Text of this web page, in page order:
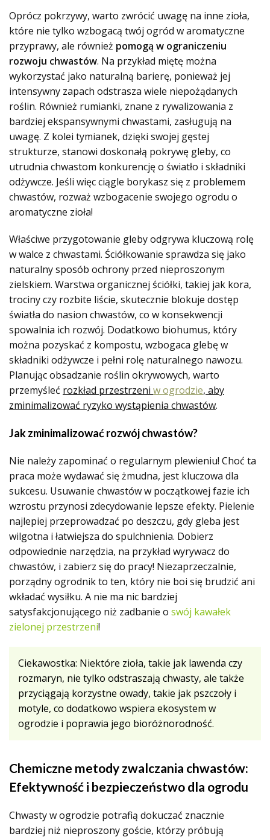
Oprócz pokrzywy, warto zwrócić uwagę na inne zioła,
które nie tylko wzbogacą twój ogród w aromatyczne
przyprawy, ale również pomogą w ograniczeniu
rozwoju chwastów. Na przykład miętę można
wykorzystać jako naturalną barierę, ponieważ jej
intensywny zapach odstrasza wiele niepożądanych
roślin. Również rumianki, znane z rywalizowania z
bardziej ekspansywnymi chwastami, zasługują na
uwagę. Z kolei tymianek, dzięki swojej gęstej
strukturze, stanowi doskonałą pokrywę gleby, co
utrudnia chwastom konkurencję o światło i składniki
odżywcze. Jeśli więc ciągle borykasz się z problemem
chwastów, rozważ wzbogacenie swojego ogrodu o
aromatyczne zioła!
Właściwe przygotowanie gleby odgrywa kluczową rolę
w walce z chwastami. Ściółkowanie sprawdza się jako
naturalny sposób ochrony przed nieproszonym
zielskiem. Warstwa organicznej ściółki, takiej jak kora,
trociny czy rozbite liście, skutecznie blokuje dostęp
światła do nasion chwastów, co w konsekwencji
spowalnia ich rozwój. Dodatkowo biohumus, który
można pozyskać z kompostu, wzbogaca glebę w
składniki odżywcze i pełni rolę naturalnego nawozu.
Planując obsadzanie roślin okrywowych, warto
przemyśleć rozkład przestrzeni w ogrodzie, aby
zminimalizować ryzyko wystąpienia chwastów.
Jak zminimalizować rozwój chwastów?
Nie należy zapominać o regularnym plewieniu! Choć ta
praca może wydawać się żmudna, jest kluczowa dla
sukcesu. Usuwanie chwastów w początkowej fazie ich
wzrostu przynosi zdecydowanie lepsze efekty. Pielenie
najlepiej przeprowadzać po deszczu, gdy gleba jest
wilgotna i łatwiejsza do spulchnienia. Dobierz
odpowiednie narzędzia, na przykład wyrywacz do
chwastów, i zabierz się do pracy! Niezaprzeczalnie,
porządny ogrodnik to ten, który nie boi się brudzić ani
wkładać wysiłku. A nie ma nic bardziej
satysfakcjonującego niż zadbanie o swój kawałek
zielonej przestrzeni!
Ciekawostka: Niektóre zioła, takie jak lawenda czy
rozmaryn, nie tylko odstraszają chwasty, ale także
przyciągają korzystne owady, takie jak pszczoły i
motyle, co dodatkowo wspiera ekosystem w
ogrodzie i poprawia jego bioróżnorodność.
Chemiczne metody zwalczania chwastów:
Efektywność i bezpieczeństwo dla ogrodu
Chwasty w ogrodzie potrafią dokuczać znacznie
bardziej niż nieproszony goście, którzy próbują